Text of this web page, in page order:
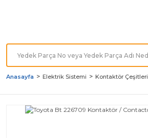
Anasayfa Elektrik Sistemi Kontaktör Çeşitleri